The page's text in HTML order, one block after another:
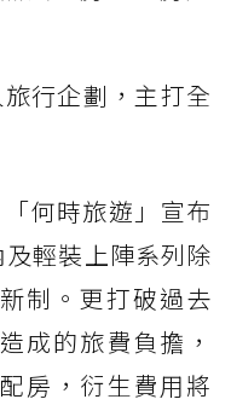
行企劃，主打全
何時旅遊」宣布
輕裝上陣系列除
制。更打破過去
成的旅費負擔，
房，衍生費用將